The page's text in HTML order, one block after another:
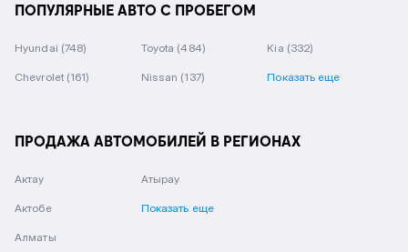
ПОПУЛЯРНЫЕ АВТО С ПРОБЕГОМ
Hyundai (748) Toyota (484) Kia (332)
Chevrolet (161) Nissan (137) Показать еще
ПРОДАЖА АВТОМОБИЛЕЙ В РЕГИОНАХ
Актау
Актобе
Алматы
Атырау
Показать еще